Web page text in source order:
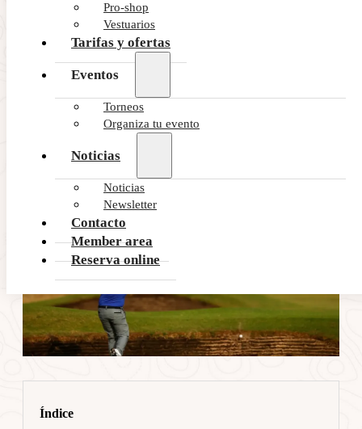
Pro-shop
Vestuarios
Tarifas y ofertas
Eventos
Torneos
Organiza tu evento
Noticias
Noticias
Newsletter
Contacto
Member area
Reserva online
Índice